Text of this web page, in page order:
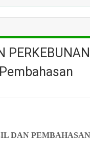
DAN PEMBAHASAN